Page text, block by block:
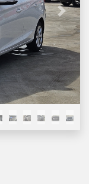
Next